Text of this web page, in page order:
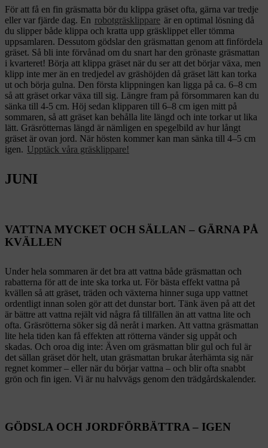
För att få en fin gräsmatta bör du klippa gräset ofta, gärna var tredje
eller var fjärde dag. En robotgräsklippare är en optimal lösning då
du slipper både klippa och kratta upp gräsklippet eller tömma
uppsamlaren. Dessutom gödslar den gräsmattan genom att finfördela
gräset. Så bli inte förvånad om du snart har den grönaste gräsmattan
i kvarteret! Börja att klippa gräset när du ser att det börjar växa, men
klipp inte mer än en tredjedel av gräshöjden då gräset lätt kan torka
ut och börja gulna. Den första klippningen kan ligga på ca. 6–8 cm
så att gräset orkar växa till sig. Längre fram på försommaren kan du
sänka till 4-5 cm. Höj sedan klipparen till 6–8 cm igen mitt på
sommaren, så att gräset kan behålla lite längd och inte torkar ut lika
lätt. Gräsrötternas längd är nämligen en spegelbild av hur långt
gräset är ovan jord. När hösten kommer kan man sänka till 4–5 cm
igen. Upptäck våra gräsklippare!
JUNI
VATTNA MYCKET OCH SÄLLAN – GÄRNA PÅ
KVÄLLEN
Under hela sommaren är det bra att vattna både gräsmattan och
rabatterna för att de inte ska torka ut. För bästa effekt vattna på
kvällen så att gräset, träden och växterna hinner suga upp vattnet
ordentligt innan solen gör att det dunstar bort. Tänk även på att det
är bättre att vattna rejält vid några få tillfällen än att vattna lite och
ofta. Gräsrötterna söker sig då neråt i marken. Att vattna gräsmattan
lite hela tiden kan få effekten att rötterna vänder sig uppåt och
skadas. Och oroa dig inte: Även om gräsmattan blir gul och ful är
det sällan gräset dör helt, utan gräsmattan brukar återhämta sig när
regnet kommer – eller när du börjar vattna – och blir ofta snabbt
grön och fin igen. Vi är nu halvvägs genom den trädgårdskalender.
GÖDSLA OCH JORDFÖRBÄTTRA – IGEN